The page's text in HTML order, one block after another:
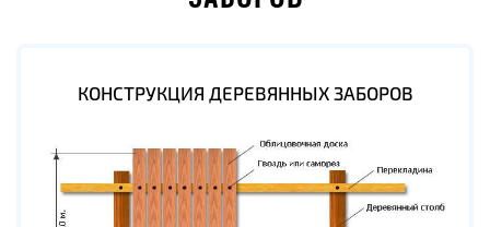
КОНСТРУКЦИЯ ДЕРЕВЯННЫХ ЗАБОРОВ